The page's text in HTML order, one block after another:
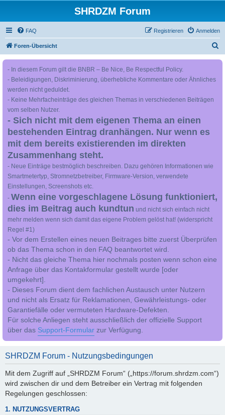
SHRDZM Forum
FAQ Anmelden
Registrieren
Foren-Übersicht
- In diesem Forum gilt die BNBR – Be Nice, Be Respectful Policy.
- Beleidigungen, Diskriminierung, überhebliche Kommentare oder Ähnliches
werden nicht geduldet.
- Keine Mehrfacheinträge des gleichen Themas in verschiedenen Beiträgen
vom selben Nutzer.
- Sich nicht mit dem eigenen Thema an einen
bestehenden Eintrag dranhängen. Nur wenn es
mit dem bereits existierenden im direkten
Zusammenhang steht.
- Neue Einträge bestmöglich beschreiben. Dazu gehören Informationen wie
Smartmetertyp, Stromnetzbetreiber, Firmware-Version, verwendete
Einstellungen, Screenshots etc.
- Wenn eine vorgeschlagene Lösung funktioniert,
dies im Beitrag auch kundtun und nicht sich einfach nicht
mehr melden wenn sich damit das eigene Problem gelöst hat! (widerspricht
Regel #1)
- Vor dem Erstellen eines neuen Beitrages bitte zuerst Überprüfen
ob das Thema schon in den FAQ beantwortet wird.
- Nicht das gleiche Thema hier nochmals posten wenn schon eine
Anfrage über das Kontakformular gestellt wurde [oder
umgekehrt].
- Dieses Forum dient dem fachlichen Austausch unter Nutzern
und nicht als Ersatz für Reklamationen, Gewährleistungs- oder
Garantiefälle oder vermuteten Hardware-Defekten.
Für solche Anliegen steht ausschließlich der offizielle Support
über das Support-Formular zur Verfügung.
SHRDZM Forum - Nutzungsbedingungen
Mit dem Zugriff auf „SHRDZM Forum“ („https://forum.shrdzm.com“)
wird zwischen dir und dem Betreiber ein Vertrag mit folgenden
Regelungen geschlossen:
1. NUTZUNGSVERTRAG